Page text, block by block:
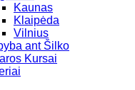
Kaunas
Klaipėda
Vilnius
ant Šilko
Kursai